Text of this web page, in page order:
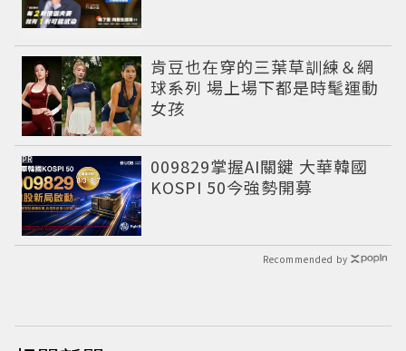
肯豆也在穿的三葉草訓練＆網
球系列 場上場下都是時髦運動
女孩
009829掌握AI關鍵 大華韓國
KOSPI 50今強勢開募
PR
Recommended by